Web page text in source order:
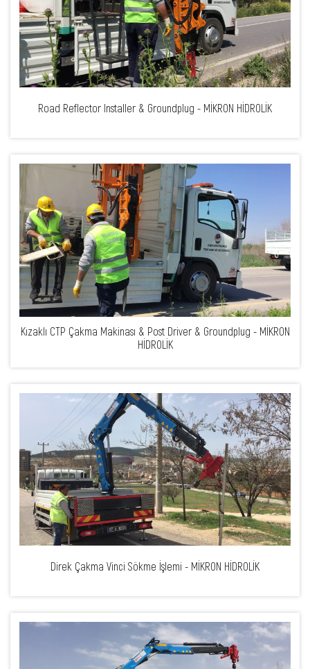
Road Reflector Installer & Groundplug - MİKRON HİDROLİK
Kızaklı CTP Çakma Makinası & Post Driver & Groundplug - MİKRON
HİDROLİK
Direk Çakma Vinci Sökme İşlemi - MİKRON HİDROLİK